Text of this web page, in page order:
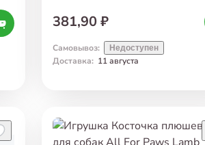
381,90 ₽
Самовывоз: Недоступен
Доставка: 11 августа